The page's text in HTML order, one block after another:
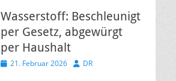
Wasserstoff: Beschleunigt
per Gesetz, abgewürgt
per Haushalt
Veröffentlicht
21. Februar 2026 Autor
DR